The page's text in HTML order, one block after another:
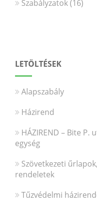
Szabályzatok(16)
LETÖLTÉSEK
Alapszabály
Házirend
HÁZIREND – Bite P.
egység
Szövetkezeti
rendeletek
Tűzvédelmi